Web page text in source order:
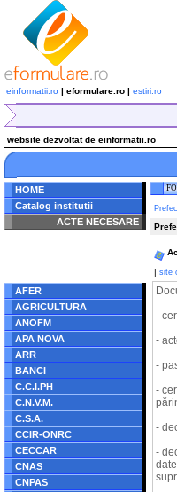
einformatii.ro | eformulare.ro | estiri.ro
website dezvoltat de einformatii.ro
HOME
Catalog institutii
ACTE NECESARE
/home/eformulare.ro/public_html/
AFER
AGRICULTURA
ANOFM
APA NOVA
ARR
BANCI
C.C.I.PH
C.N.V.M.
C.S.A.
CCIR-ONRC
CECCAR
CNAS
CNPAS
| site
-
-
-
-
-
-